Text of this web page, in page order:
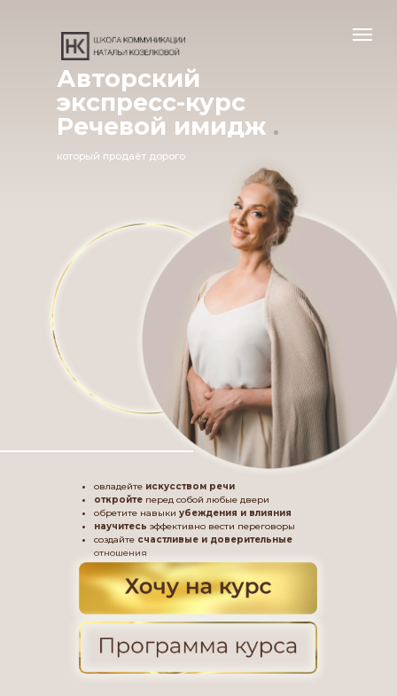
который продаёт дорого
овладейте искусством речи
откройте перед собой любые двери
обретите навыки убеждения и влияния
научитесь эффективно вести переговоры
создайте счастливые и доверительные
отношения
Авторский
экспресс-курс
Речевой имидж .